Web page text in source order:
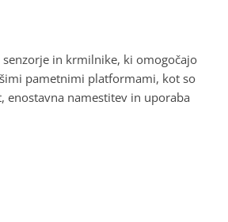
in krmilnike, ki omogočajo
pametnimi platformami, kot so
enostavna namestitev in uporaba